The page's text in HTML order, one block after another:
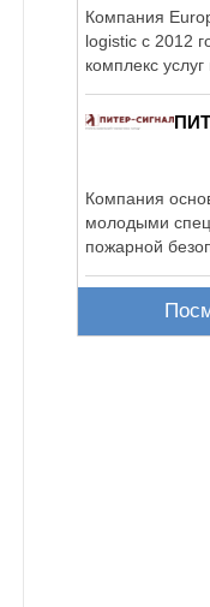
Компания
logistic с 2012
комплекс
грузов ...
Компания
молодыми
пожарной